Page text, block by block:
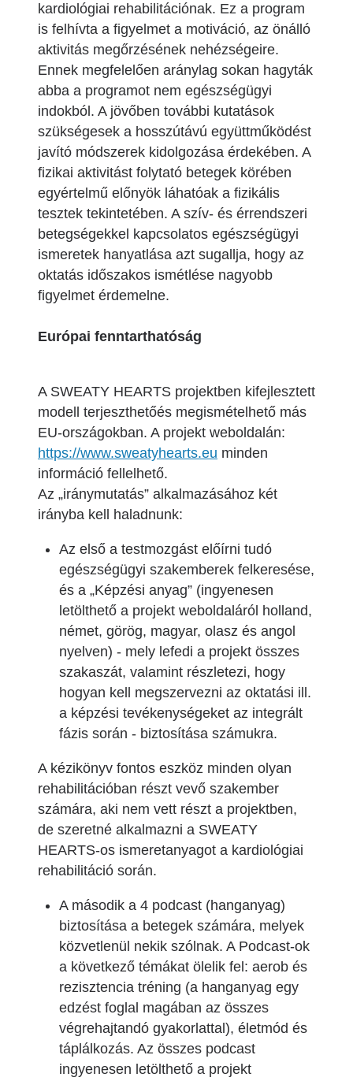
kardiológiai rehabilitációnak. Ez a program
is felhívta a figyelmet a motiváció, az önálló
aktivitás megőrzésének nehézségeire.
Ennek megfelelően aránylag sokan hagyták
abba a programot nem egészségügyi
indokból. A jövőben további kutatások
szükségesek a hosszútávú együttműködést
javító módszerek kidolgozása érdekében. A
fizikai aktivitást folytató betegek körében
egyértelmű előnyök láhatóak a fizikális
tesztek tekintetében. A szív- és érrendszeri
betegségekkel kapcsolatos egészségügyi
ismeretek hanyatlása azt sugallja, hogy az
oktatás időszakos ismétlése nagyobb
figyelmet érdemelne.
Európai fenntarthatóság
A SWEATY HEARTS projektben kifejlesztett
modell terjeszthetőés megismételhető más
EU-országokban. A projekt weboldalán:
https://www.sweatyhearts.eu minden
információ fellelhető.
Az „iránymutatás” alkalmazásához két
irányba kell haladnunk:
Az első a testmozgást előírni tudó
egészségügyi szakemberek felkeresése,
és a „Képzési anyag” (ingyenesen
letölthető a projekt weboldaláról holland,
német, görög, magyar, olasz és angol
nyelven) - mely lefedi a projekt összes
szakaszát, valamint részletezi, hogy
hogyan kell megszervezni az oktatási ill.
a képzési tevékenységeket az integrált
fázis során - biztosítása számukra.
A kézikönyv fontos eszköz minden olyan
rehabilitációban részt vevő szakember
számára, aki nem vett részt a projektben,
de szeretné alkalmazni a SWEATY
HEARTS-os ismeretanyagot a kardiológiai
rehabilitáció során.
A második a 4 podcast (hanganyag)
biztosítása a betegek számára, melyek
közvetlenül nekik szólnak. A Podcast-ok
a következő témákat ölelik fel: aerob és
rezisztencia tréning (a hanganyag egy
edzést foglal magában az összes
végrehajtandó gyakorlattal), életmód és
táplálkozás. Az összes podcast
ingyenesen letölthető a projekt